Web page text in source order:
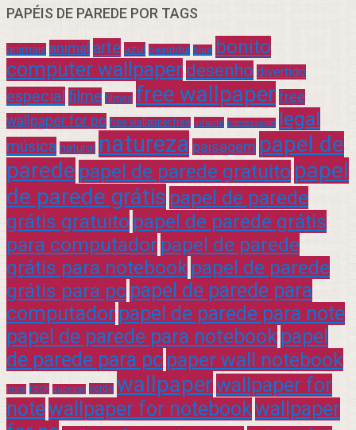
PAPÉIS DE PAREDE POR TAGS
animais animal arte azul beautiful blue bonito
computer wallpaper desenho divertido
especial filme filmes free wallpaper free
wallpaper for pc free wallpaper free infantil interessante legal
música natural natureza paisagem papel de
parede papel de parede gratuito papel
de parede grátis papel de parede
grátis gratuito papel de parede grátis
para computador papel de parede
grátis para notebook papel de parede
grátis para pc papel de parede para
computador papel de parede para note
papel de parede para notebook papel
de parede para pc paper wall notebook
praia rock sucesso verde wallpaperwallpaper for
notewallpaper for notebookwallpaper